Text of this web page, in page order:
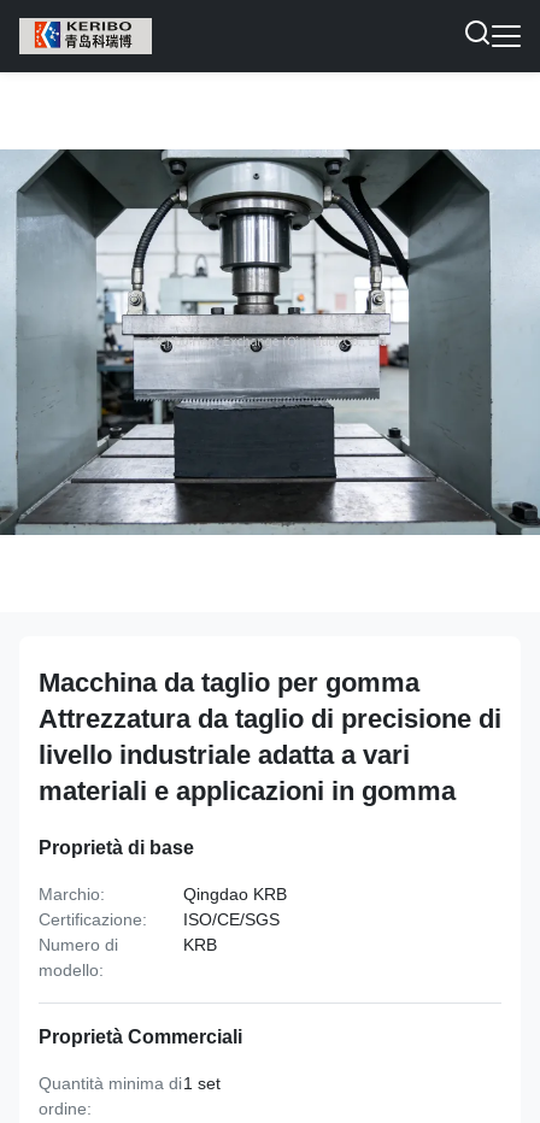
Macchina da taglio per gomma
Attrezzatura da taglio di precisione di
livello industriale adatta a vari
materiali e applicazioni in gomma
Proprietà di base
Marchio:
Qingdao KRB
Certificazione:
ISO/CE/SGS
Numero di
modello:
KRB
Proprietà Commerciali
Quantità minima di
ordine:
1 set